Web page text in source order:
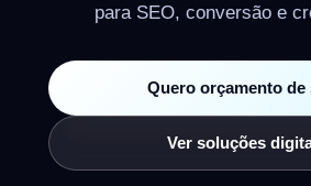
para SEO, conversão e
Quero orçamento de
Ver soluções